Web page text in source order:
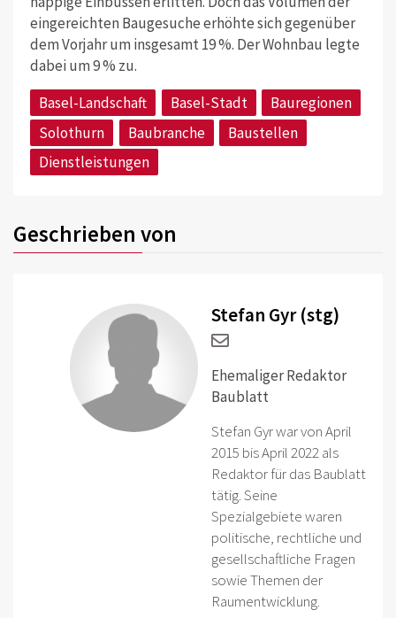
eingereichten Baugesuche erhöhte sich gegenüber
dem Vorjahr um insgesamt 19 %. Der Wohnbau legte
dabei um 9 % zu.
Basel-Landschaft
Basel-Stadt
Bauregionen
Solothurn
Baubranche
Baustellen
Dienstleistungen
Geschrieben von
Stefan Gyr (stg)
Ehemaliger Redaktor
Baublatt
Stefan Gyr war von April
2015 bis April 2022 als
Redaktor für das Baublatt
tätig. Seine
Spezialgebiete waren
politische, rechtliche und
gesellschaftliche Fragen
sowie Themen der
Raumentwicklung.